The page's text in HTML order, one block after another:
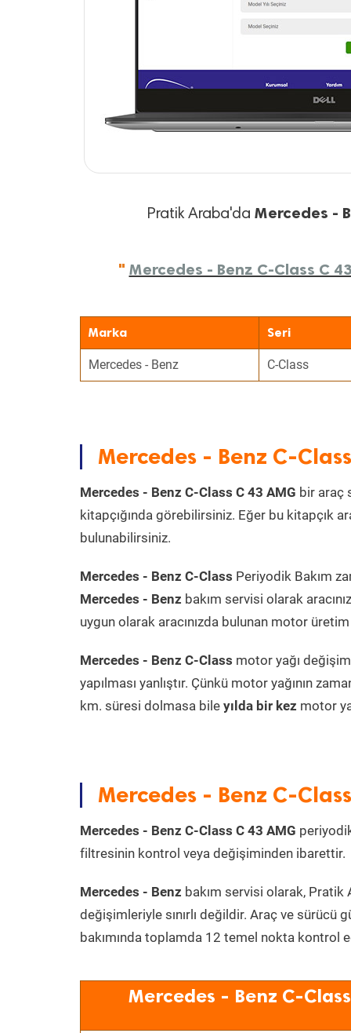
Pratik Araba'da Mercedes -
" Mercedes - Benz C-Class C
Marka Seri
Mercedes - Benz C-Class
Mercedes - Benz C-
Mercedes - Benz C-Class C 43 AMG bir araç
kitapçığında görebilirsiniz. Eğer bu kitapçık
bulunabilirsiniz.
Mercedes - Benz C-Class Periyodik Bakım
Mercedes - Benz bakım servisi olarak
uygun olarak aracınızda bulunan motor
Mercedes - Benz C-Class motor yağı
yapılması yanlıştır. Çünkü motor yağının
km. süresi dolmasa bile yılda bir kez motor
Mercedes - Benz C-
Mercedes - Benz C-Class C 43 AMG
filtresinin kontrol veya değişiminden ibarettir.
Mercedes - Benz bakım servisi olarak, Pratik
değişimleriyle sınırlı değildir. Araç ve sürücü
bakımında toplamda 12 temel nokta kontrol
Mercedes - Benz C-